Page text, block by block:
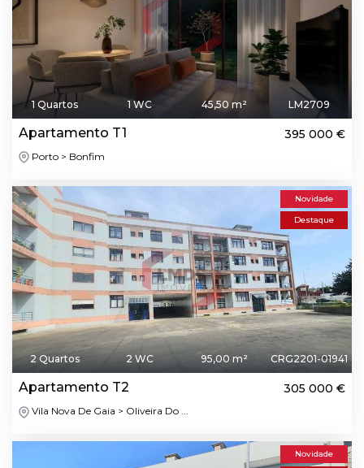
1 Quartos 1 WC 45,50 m² LM2709
Apartamento T1 395 000 €
Porto > Bonfim
Novidade
Destaque
2 Quartos 2 WC 95,00 m² CRG2201-01941
Apartamento T2 305 000 €
Vila Nova De Gaia > Oliveira Do ...
Novidade